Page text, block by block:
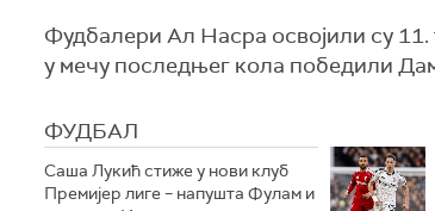
Фудбалери Ал Насра освојили су 11.
у мечу последњег кола победили
ФУДБАЛ
Саша Лукић стиже у нови клуб
Премијер лиге – напушта Фулам и